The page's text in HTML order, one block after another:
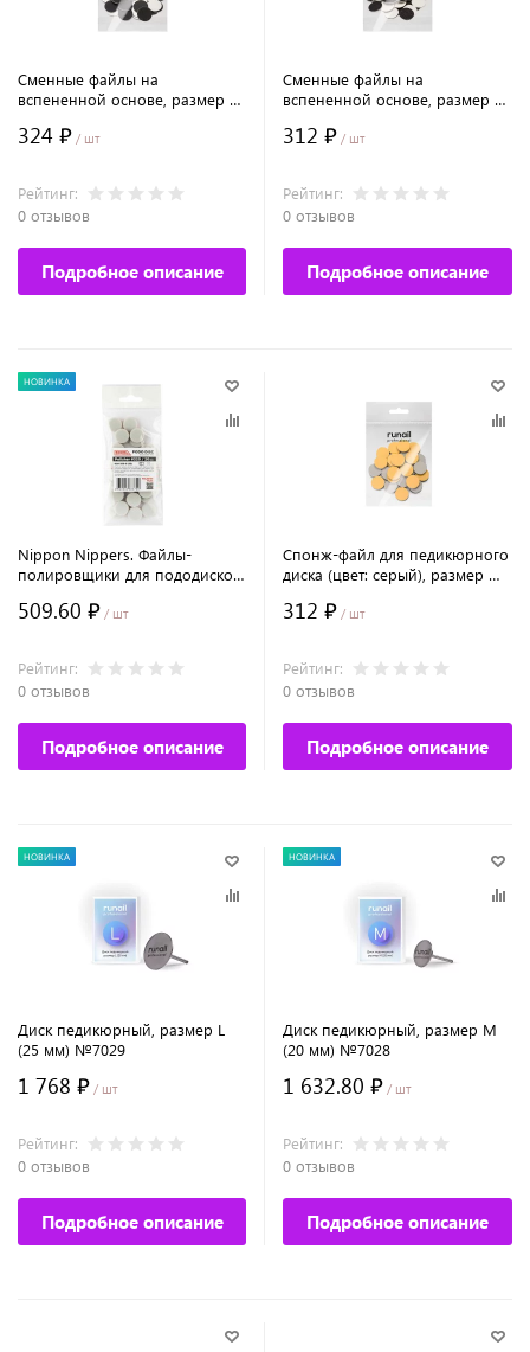
Сменные файлы на
вспененной основе, размер М
324 ₽ / шт
Рейтинг:
0 отзывов
Подробное описание
Сменные файлы на
вспененной основе, размер М
312 ₽ / шт
Рейтинг:
0 отзывов
Подробное описание
НОВИНКА
Nippon Nippers. Файлы-
полировщики для пододисков
абразив 320 карбид-кремния,
509.60 ₽ / шт
Рейтинг:
0 отзывов
Подробное описание
Спонж-файл для педикюрного
диска (цвет: серый), размер М
312 ₽ / шт
Рейтинг:
0 отзывов
Подробное описание
НОВИНКА
Диск педикюрный, размер L
(25 мм) №7029
1 768 ₽ / шт
Рейтинг:
0 отзывов
Подробное описание
НОВИНКА
Диск педикюрный, размер М
(20 мм) №7028
1 632.80 ₽ / шт
Рейтинг:
0 отзывов
Подробное описание